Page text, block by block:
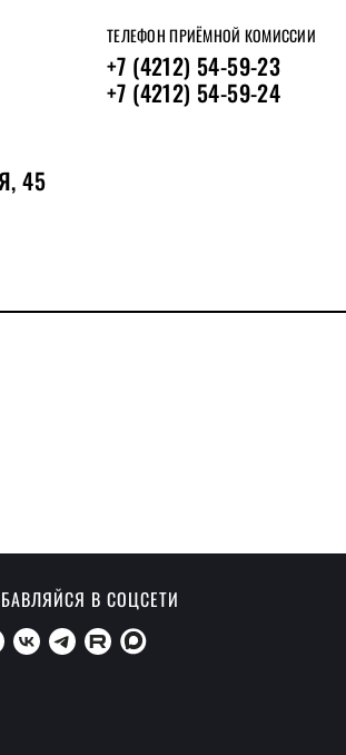
ТЕЛЕФОН ПРИЁМНОЙ КОМИССИИ
+7 (4212) 54-59-23
+7 (4212) 54-59-24
45
В СОЦСЕТИ